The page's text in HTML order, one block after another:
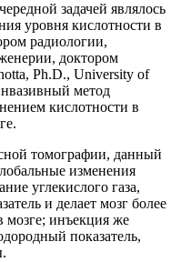
задачей являлось
уровня кислотности в
радиологии,
доктором
Ph.D., University of
метод
кислотности в
томографии, данный
изменения
углекислого газа,
и делает мозг более
мозге; инъекция же
показатель,